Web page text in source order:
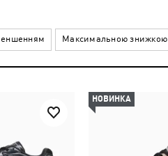
Максимальною знижкою
НОВИНКА